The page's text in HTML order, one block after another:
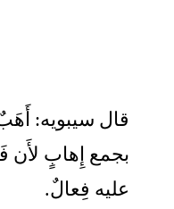
قال سيبويه:
بجمع إِهابٍ لأَن
عليه فِعالٌ.